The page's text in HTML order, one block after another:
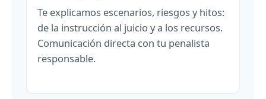
Te explicamos escenarios, riesgos y hitos:
de la instrucción al juicio y a los recursos.
Comunicación directa con tu penalista
responsable.